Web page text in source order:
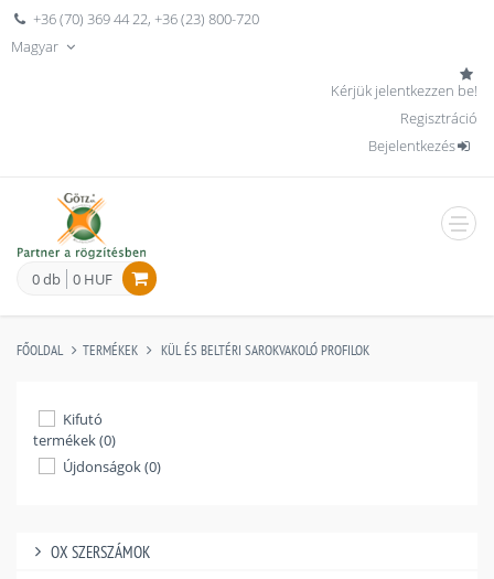
+36 (70) 369 44 22,+36 (23) 800-720
Magyar
Kérjük jelentkezzen be!
Regisztráció
Bejelentkezés
0 db 0 HUF
FŐOLDAL TERMÉKEK KÜL ÉS BELTÉRI SAROKVAKOLÓ PROFILOK
Kifutó
termékek (0)
Újdonságok (0)
OX SZERSZÁMOK